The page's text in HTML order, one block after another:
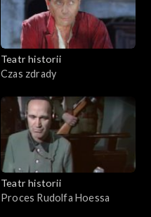
Teatr historii
Czas zdrady
Teatr historii
Proces Rudolfa Hoessa